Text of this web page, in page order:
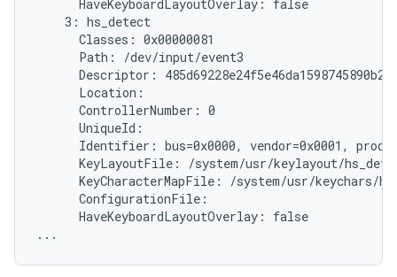
      HaveKeyboardLayoutOverlay: false
    3: hs_detect
      Classes: 0x00000081
      Path: /dev/input/event3
Descriptor:
      Location:
      ControllerNumber: 0
      UniqueId:
Identifier: bus=0x0000, vendor=0x0001,
KeyLayoutFile: /system/usr/keylayout/
KeyCharacterMapFile: /system/usr/keychars/
      ConfigurationFile:
      HaveKeyboardLayoutOverlay: false